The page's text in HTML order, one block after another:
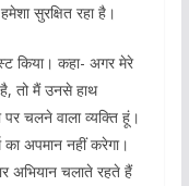
सुरक्षित रहा है।
किया। कहा- अगर मेरे
तो मैं उनसे हाथ
पर चलने वाला व्यक्ति हूं।
का अपमान नहीं करेगा।
अभियान चलाते रहते हैं